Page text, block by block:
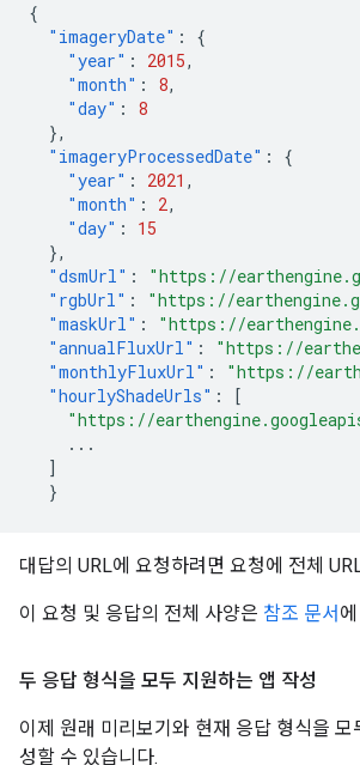
{
"imageryDate" :
{
"year" : 2015,
"month" : 8,
"day" :
8
},
"imageryProcessedDate" :
{
"year" : 2021 ,
"month" : 2,
"day" :
15
},
"dsmUrl" :
"https://
"rgbUrl" :
"https://
"maskUrl" :
"https://
"annualFluxUrl" :
"https://
"monthlyFluxUrl" :
"https://
"hourlyShadeUrls" :
[
"https://
...
]
}
대답의 URL에 요청하려면 요청에 전체
이 요청 및 응답의 전체 사양은 참조 문서
두 응답 형식을 모두 지원하는 앱 작성
이제 원래 미리보기와 현재 응답 형식을
성할 수 있습니다.